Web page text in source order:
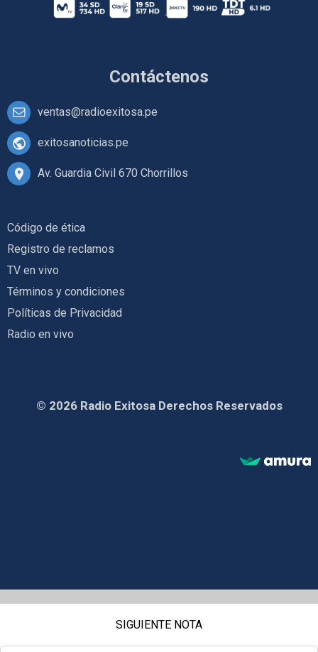
Contáctenos
ventas@radioexitosa.pe
exitosanoticias.pe
Av. Guardia Civil 670 Chorrillos
Código de ética
Registro de reclamos
TV en vivo
Términos y condiciones
Políticas de Privacidad
Radio en vivo
© 2026 Radio Exitosa Derechos Reservados
SIGUIENTE NOTA